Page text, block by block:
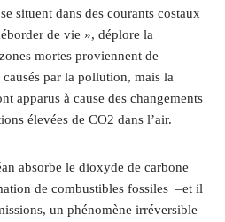
situent dans des courants costaux
de vie », déplore la
mortes proviennent de
par la pollution, mais la
apparus à cause des changements
élevées de CO2 dans l’air.
absorbe le dioxyde de carbone
de combustibles fossiles –et il
un phénomène irréversible